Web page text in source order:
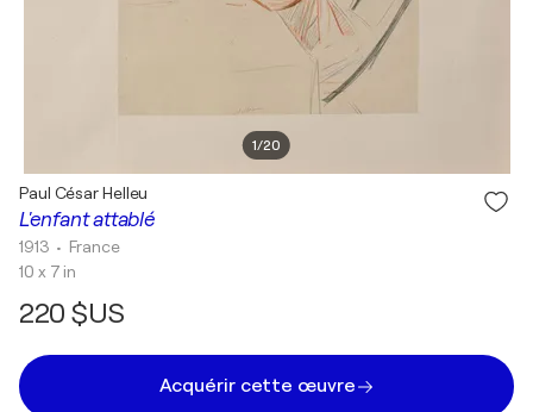
1/20
L'enfant attablé
Paul César Helleu
1913 • France
10 x 7 in
220 $US
Acquérir cette œuvre